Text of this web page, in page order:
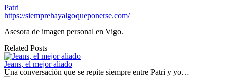
Patri
https://siemprehayalgoqueponerse.com/
Asesora de imagen personal en Vigo.
Related Posts
Jeans, el mejor aliado
Una conversación que se repite siempre entre Patri y yo…